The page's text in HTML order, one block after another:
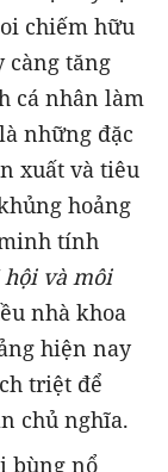
chiếm hữu
càng tăng
cá nhân làm
những đặc
xuất và tiêu
hoảng
tính
và môi
nhà khoa
hiện nay
triệt để
chủ nghĩa.
bùng nổ